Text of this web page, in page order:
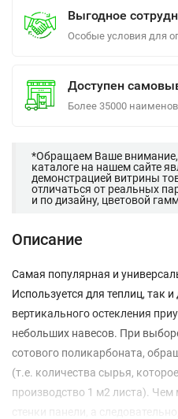
Выгодное
Особые условия для
Доступен
Более 35000
*Обращаем Ваше
каталоге на нашем сайте
демонстрацией витрины
отличаться от реальных
и по дизайну, цветовой
Описание
Самая популярная и
Используется для теплиц, так
вертикального остекления
небольших навесов. При
сотового поликарбоната,
(т.е. количества сырья,
производство 1 м2 листа).
стенки панели, а